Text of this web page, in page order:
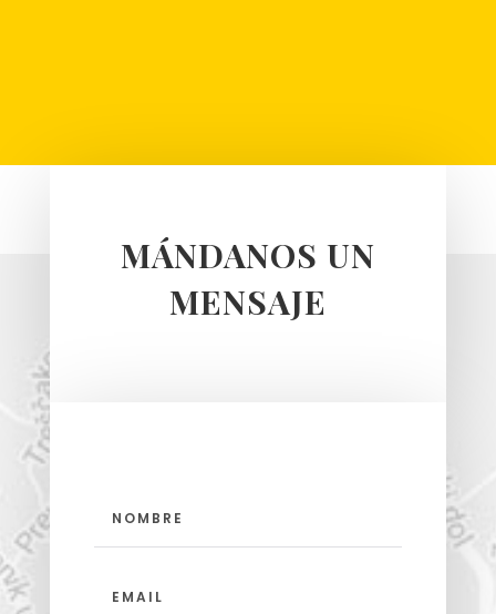
MÁNDANOS UN
MENSAJE